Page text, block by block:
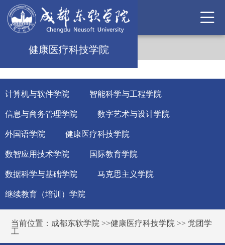
健康医疗科技学院
计算机与软件学院 智能科学与工程学院
信息与商务管理学院 数字艺术与设计学院
外国语学院 健康医疗科技学院
数智应用技术学院 国际教育学院
数据科学与基础学院 马克思主义学院
继续教育（培训）学院
当前位置： 成都东软学院 >>健康医疗科技学院 >> 党团学
工